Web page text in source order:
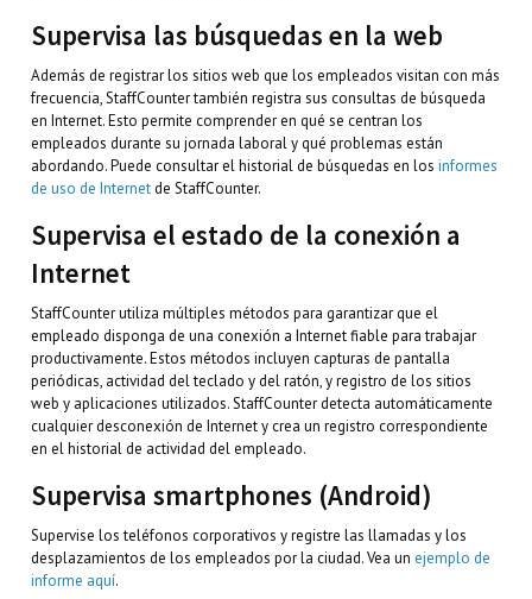
Supervisa las búsquedas en la web
Además de registrar los sitios web que los empleados visitan con más
frecuencia, StaffCounter también registra sus consultas de búsqueda
en Internet. Esto permite comprender en qué se centran los
empleados durante su jornada laboral y qué problemas están
abordando. Puede consultar el historial de búsquedas en losinformes
de uso de Internetde StaffCounter.
Supervisa el estado de la conexión a
Internet
StaffCounter utiliza múltiples métodos para garantizar que el
empleado disponga de una conexión a Internet fiable para trabajar
productivamente. Estos métodos incluyen capturas de pantalla
periódicas, actividad del teclado y del ratón, y registro de los sitios
web y aplicaciones utilizados. StaffCounter detecta automáticamente
cualquier desconexión de Internet y crea un registro correspondiente
en el historial de actividad del empleado.
Supervisa smartphones (Android)
Supervise los teléfonos corporativos y registre las llamadas y los
desplazamientos de los empleados por la ciudad. Vea un ejemplo de
informe aquí.